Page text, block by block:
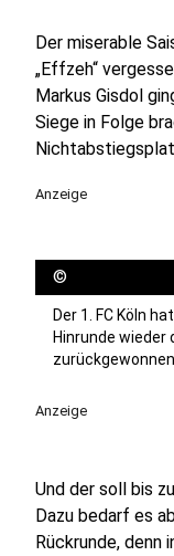
Der miserable
„Effzeh“
Markus Gisdol
Siege in Folge
Anzeige
©
Der 1. FC Köln
Hinrunde wieder
zurückgewonnen.
Anzeige
Und der soll bis
Dazu bedarf es
Rückrunde, denn